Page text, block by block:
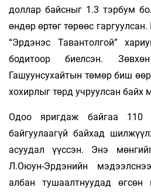
доллар байсныг 1.3 тэрбум
өндөр өртөг төрөөс
“Эрдэнэс Тавантолгой”
бодитоор биелсэн.
Гашуунсухайтын төмөр биш
хохирлыг төрд учруулсан байх
Одоо яригдаж байгаа 110
байгуулаагүй байхад
асуудал үүссэн. Энэ
Л.Оюун-Эрдэнийн
албан тушаалтнуудад өгсөн